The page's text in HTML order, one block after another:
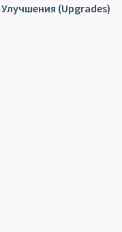
Улучшения (Upgrades)